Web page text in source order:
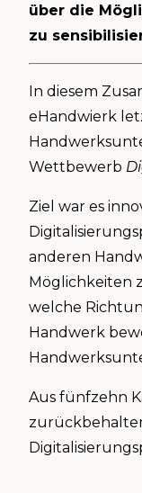
über die
zu
In diesem
eHandwierk
Wettbewerb
Ziel war es
anderen
Möglichkeiten
welche
Handwerk
Aus fünfzehn